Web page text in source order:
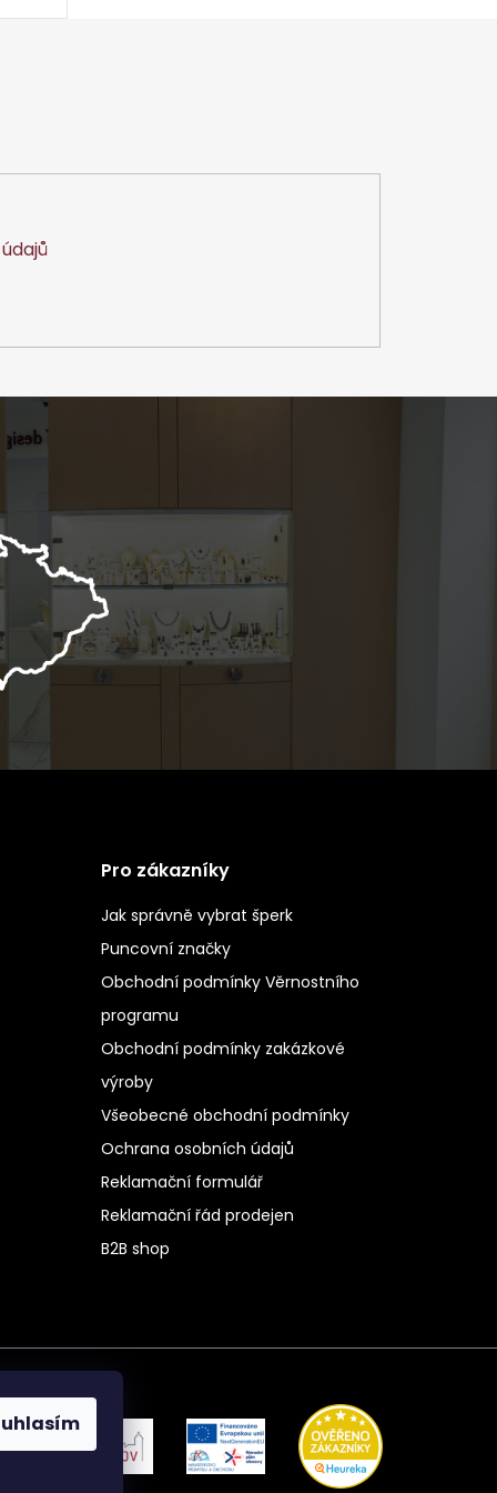
Pro zákazníky
Jak správně vybrat šperk
Puncovní značky
Obchodní podmínky Věrnostního
programu
Obchodní podmínky zakázkové
výroby
Všeobecné obchodní podmínky
Ochrana osobních údajů
Reklamační formulář
Reklamační řád prodejen
B2B shop